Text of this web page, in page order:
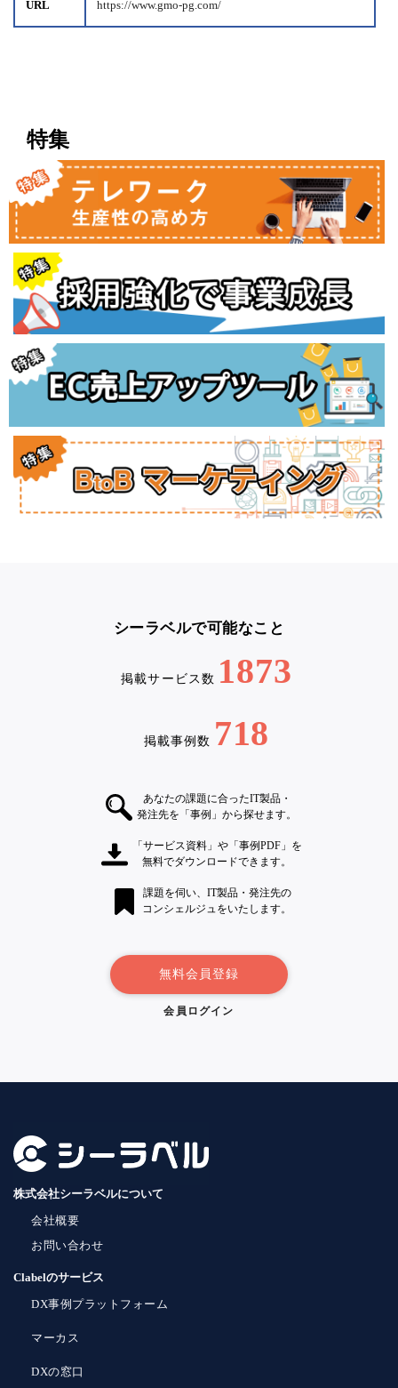
URL https://www.gmo-pg.com/
特集
シーラベルで可能なこと
掲載サービス数 1873
掲載事例数 718
あなたの課題に合ったIT製品・
発注先を「事例」から探せます。
「サービス資料」や「事例PDF」を
無料でダウンロードできます。
課題を伺い、IT製品・発注先の
コンシェルジュをいたします。
無料会員登録
会員ログイン
株式会社シーラベルについて
会社概要
お問い合わせ
Clabelのサービス
DX事例プラットフォーム
マーカス
DXの窓口